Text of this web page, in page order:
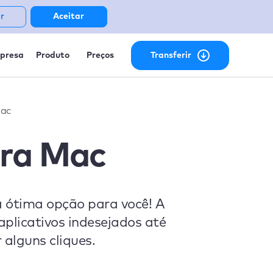
Produto Preços Transferir
Mac
opção para você! A
indesejados até
alguns cliques.
Aceitar